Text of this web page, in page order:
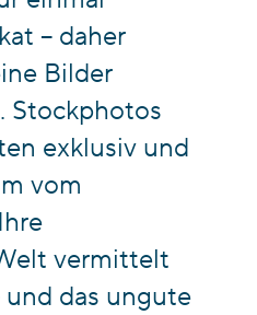
– daher
Bilder
Stockphotos
exklusiv und
vom
vermittelt
und das ungute